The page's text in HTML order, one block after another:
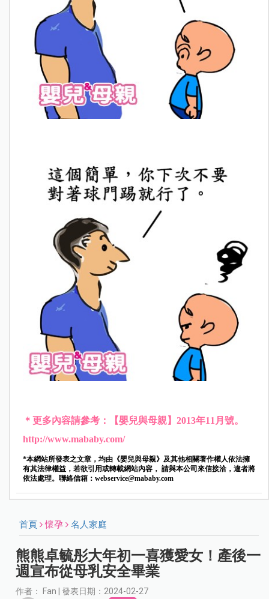
＊更多內容請參考：【嬰兒與母親】2013年11月號。
http://www.mababy.com/
*本網站所發表之文章，均由《嬰兒與母親》及其他相關著作權人依法擁
有其法律權益，若欲引用或轉載網站內容， 請與本公司來信接洽，違者將
依法處理。聯絡信箱： webservice@mababy.com
首頁 懷孕 名人家庭
熊熊卓毓彤大年初一喜獲愛女！產後一
週宣布從母乳安全畢業
作者： Fan | 發表日期：2024-02-27